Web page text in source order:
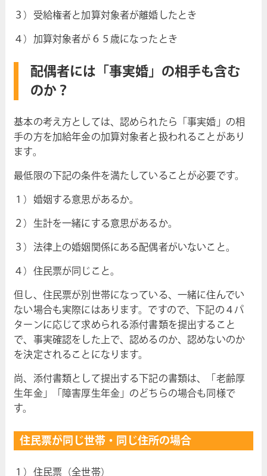
３）受給権者と加算対象者が離婚したとき
４）加算対象者が６５歳になったとき
配偶者には「事実婚」の相手も含む
のか？
基本の考え方としては、認められたら「事実婚」の相
手の方を加給年金の加算対象者と扱われることがあり
ます。
最低限の下記の条件を満たしていることが必要です。
１）婚姻する意思があるか。
２）生計を一緒にする意思があるか。
３）法律上の婚姻関係にある配偶者がいないこと。
４）住民票が同じこと。
但し、住民票が別世帯になっている、一緒に住んでい
ない場合も実際にはあります。ですので、下記の４パ
ターンに応じて求められる添付書類を提出すること
で、事実確認をした上で、認めるのか、認めないのか
を決定されることになります。
尚、添付書類として提出する下記の書類は、「老齢厚
生年金」「障害厚生年金」のどちらの場合も同様で
す。
住民票が同じ世帯・同じ住所の場合
１）住民票（全世帯）